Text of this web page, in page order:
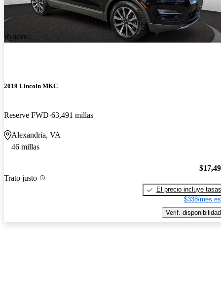
¡Nuevo!
2019 Lincoln MKC
Reserve FWD 63,491 millas
Alexandria, VA
46 millas
Trato justo
El precio incluye tasas
$338/mes
Verif. disponibilidad